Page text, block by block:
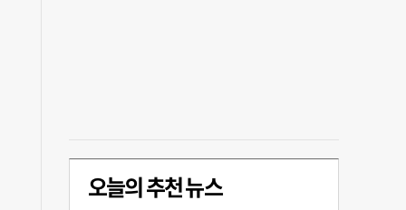
오늘의 추천 뉴스